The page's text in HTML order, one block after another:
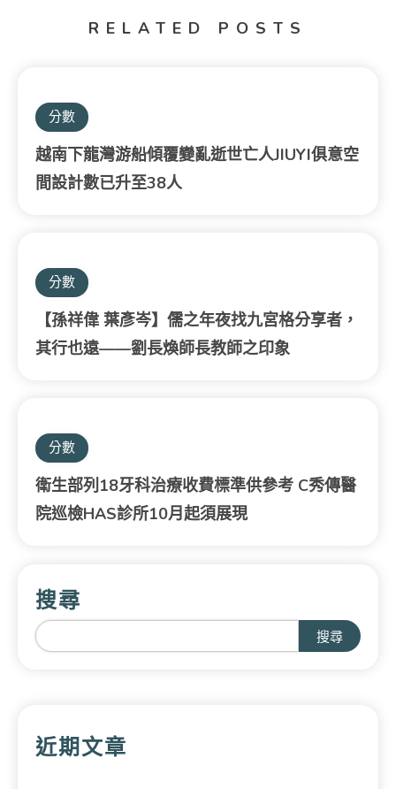
RELATED POSTS
分數
越南下龍灣游船傾覆變亂逝世亡人JIUYI俱意空
間設計數已升至38人
分數
【孫祥偉 葉彥岑】儒之年夜找九宮格分享者，
其行也遠——劉長煥師長教師之印象
分數
衛生部列18牙科治療收費標準供參考 C秀傳醫
院巡檢HAS診所10月起須展現
搜尋
搜尋
近期文章